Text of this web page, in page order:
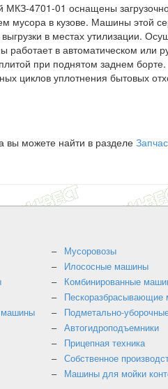
МКЗ-4701-01 оснащены
мусора в кузове. Машины этой
в местах утилизации.
работает в автоматическом или
при поднятом заднем
циклов уплотнения бытовых
вы можете найти в разделе
Мусоровозы
Илососные машины
Комбинированные
машины
Подметально-
Автогидроподъемники
Прицепная техника
Собственное
Машины для мойки